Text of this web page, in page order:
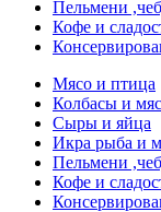
Пельмени
Кофе и
Мясо и птица
Колбасы и
Сыры и яйца
Икра рыба и
Пельмени
Кофе и